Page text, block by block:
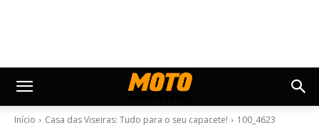
Início Casa das Viseiras: Tudo para o seu capacete! 100_4623